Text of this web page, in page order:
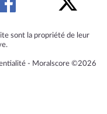
sont la propriété de leur
‐ Moralscore ©2026